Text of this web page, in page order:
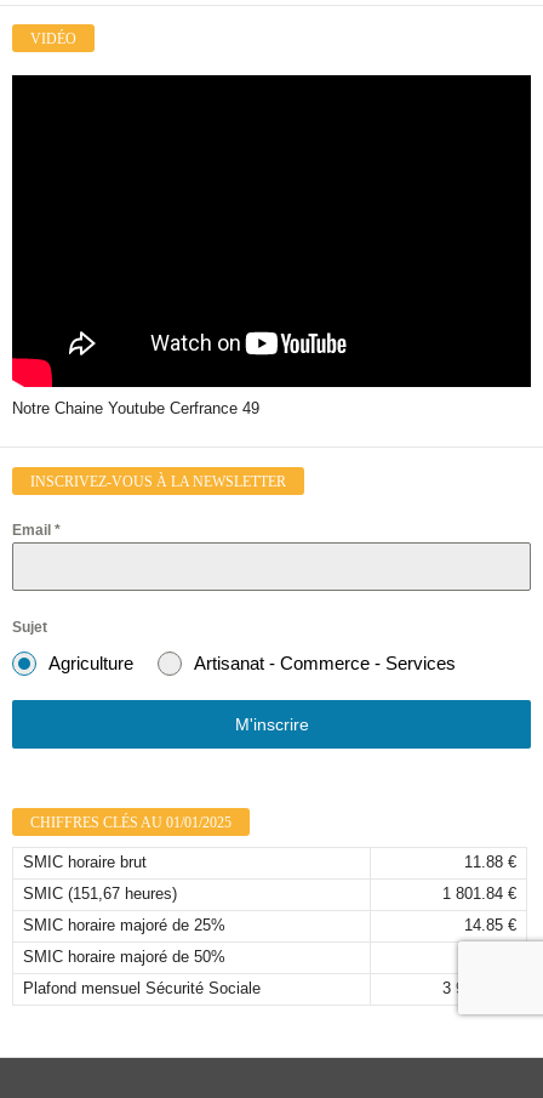
VIDÉO
Notre Chaine Youtube Cerfrance 49
INSCRIVEZ-VOUS À LA NEWSLETTER
Email *
Sujet
Agriculture Artisanat - Commerce - Services
M'inscrire
CHIFFRES CLÉS AU 01/01/2025
SMIC horaire brut
11.88 €
SMIC (151,67 heures)
1 801.84 €
SMIC horaire majoré de 25%
14.85 €
SMIC horaire majoré de 50%
Plafond mensuel Sécurité Sociale
3 925,00 €